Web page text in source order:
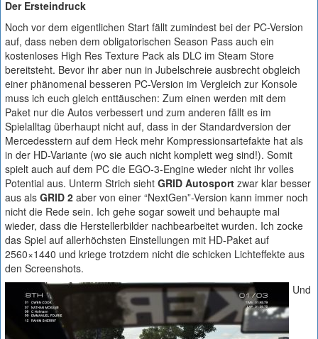
Der Ersteindruck
Noch vor dem eigentlichen Start fällt zumindest bei der PC-Version
auf, dass neben dem obligatorischen Season Pass auch ein
kostenloses High Res Texture Pack als DLC im Steam Store
bereitsteht. Bevor ihr aber nun in Jubelschreie ausbrecht obgleich
einer phänomenal besseren PC-Version im Vergleich zur Konsole
muss ich euch gleich enttäuschen: Zum einen werden mit dem
Paket nur die Autos verbessert und zum anderen fällt es im
Spielalltag überhaupt nicht auf, dass in der Standardversion der
Mercedesstern auf dem Heck mehr Kompressionsartefakte hat als
in der HD-Variante (wo sie auch nicht komplett weg sind!). Somit
spielt auch auf dem PC die EGO-3-Engine wieder nicht ihr volles
Potential aus. Unterm Strich sieht GRID Autosport zwar klar besser
aus als GRID 2 aber von einer “NextGen”-Version kann immer noch
nicht die Rede sein. Ich gehe sogar soweit und behaupte mal
wieder, dass die Herstellerbilder nachbearbeitet wurden. Ich zocke
das Spiel auf allerhöchsten Einstellungen mit HD-Paket auf
2560×1440 und kriege trotzdem nicht die schicken Lichteffekte aus
den Screenshots.
Und